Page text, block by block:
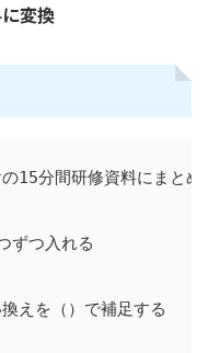
変換
15分間研修資料にまとめ
ずつ入れる
えを（）で補足する